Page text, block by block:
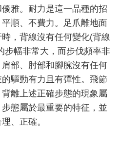
雅。耐力是這一品種的招
順、不費力。足爪離地面
，背線沒有任何變化(背線
步幅非常大，而步伐頻率非
部、肘部和腳腕沒有任何
驅動有力且有彈性。飛節
離上述正確步態的現象屬
態屬於最重要的特征，並
、正確。